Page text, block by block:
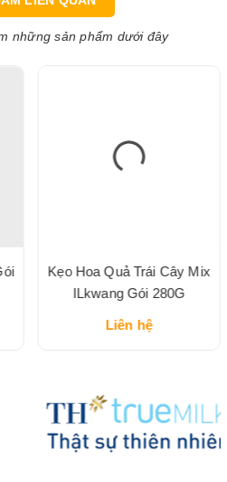
những sản phẩm dưới đây
Kẹo Hoa Quả Trái Cây Mix
ILkwang Gói 280G
Liên hệ